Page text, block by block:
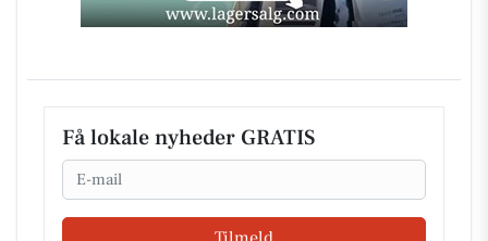
Få lokale nyheder GRATIS
Email